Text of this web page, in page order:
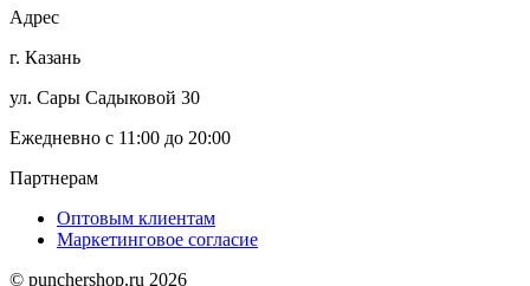
Адрес
г. Казань
ул. Сары Садыковой 30
Ежедневно с 11:00 до 20:00
Партнерам
Оптовым клиентам
Маркетинговое согласие
© punchershop.ru 2026